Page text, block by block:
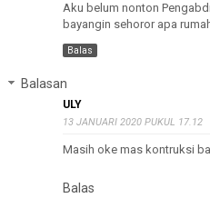
Aku belum nonton
bayangin sehoror apa
Balas
Balasan
ULY
13 JANUARI 2020 PUKUL 17.12
Masih oke mas kontruksi
Balas